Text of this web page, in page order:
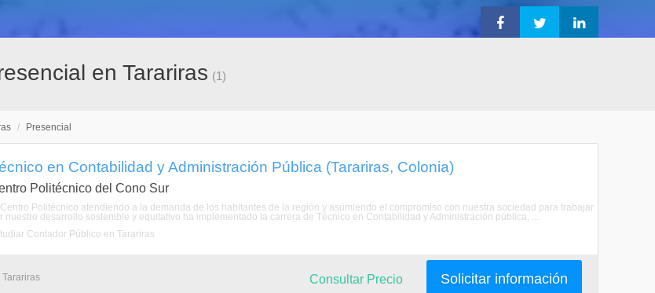
en Tarariras (1)
/ Presencial
en Contabilidad y Administración Pública (Tarariras, Colonia)
Politécnico del Cono Sur
Centro Politécnico atendiendo a la demanda de los habitantes de la región y asumiendo el compromiso con nuestra sociedad para trabajar
nuestro desarrollo sostenible y equitativo ha implementado la carrera de Técnico en Contabilidad y Administración pública, ...
Contador Público en Tarariras
Solicitar información
Consultar Precio